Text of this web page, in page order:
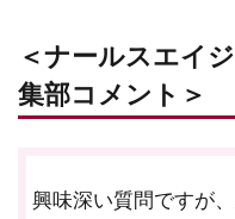
＜ナールスエイ
集部コメント＞
興味深い質問ですが